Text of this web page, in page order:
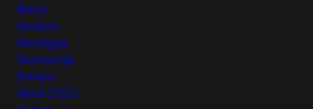
Biznis
Društvo
Ekologija
Ekonomija
Evropa
Izbori 2023